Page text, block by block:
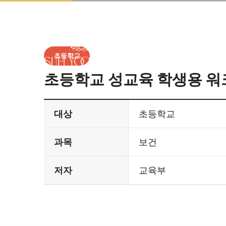
Skip
Skip
초등학교
초등학교 성교육 학생용
대상 초등학교
과목 보건
저자 교육부